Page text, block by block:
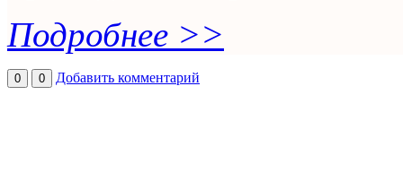
Подробнее >>
0 0 Добавить комментарий